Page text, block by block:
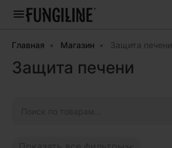
Главная Магазин Защита печени
Защита печени